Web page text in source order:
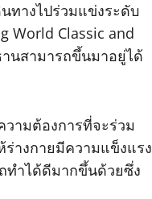
ทางไปร่วมแข่งระดับ
World Classic and
านสามารถขึ้นมาอยู่ได้
ามต้องการที่จะร่วม
างกายมีความแข็งแรง
ทำได้ดีมากขึ้นด้วยซึ่ง